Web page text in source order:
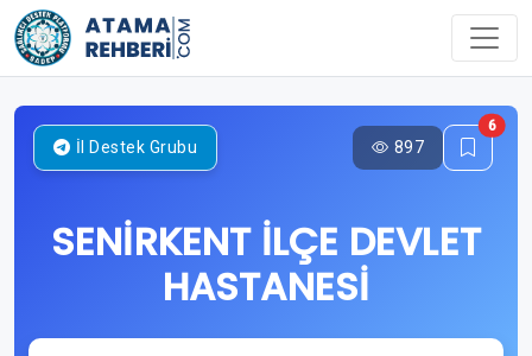
SENİRKENT İLÇE DEVLET
HASTANESİ
İl Destek Grubu 897
6